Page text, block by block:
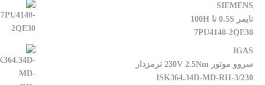
SIEMENS
تایمر 0.5S تا 100H
7PU4140-2QE30
IGAS
سروو موتور 230V 2.5Nm ترمزدار
ISK364.34D-MD-RH-3/230